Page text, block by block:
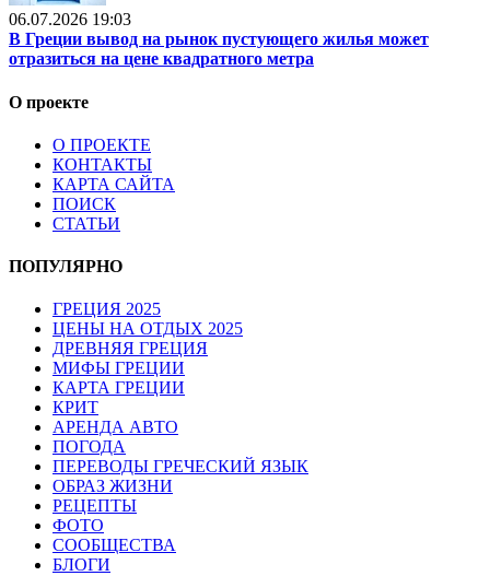
06.07.2026 19:03
В Греции вывод на рынок пустующего жилья может
отразиться на цене квадратного метра
О проекте
О ПРОЕКТЕ
КОНТАКТЫ
КАРТА САЙТА
ПОИСК
СТАТЬИ
ПОПУЛЯРНО
ГРЕЦИЯ 2025
ЦЕНЫ НА ОТДЫХ 2025
ДРЕВНЯЯ ГРЕЦИЯ
МИФЫ ГРЕЦИИ
КАРТА ГРЕЦИИ
КРИТ
АРЕНДА АВТО
ПОГОДА
ПЕРЕВОДЫ ГРЕЧЕСКИЙ ЯЗЫК
ОБРАЗ ЖИЗНИ
РЕЦЕПТЫ
ФОТО
СООБЩЕСТВА
БЛОГИ